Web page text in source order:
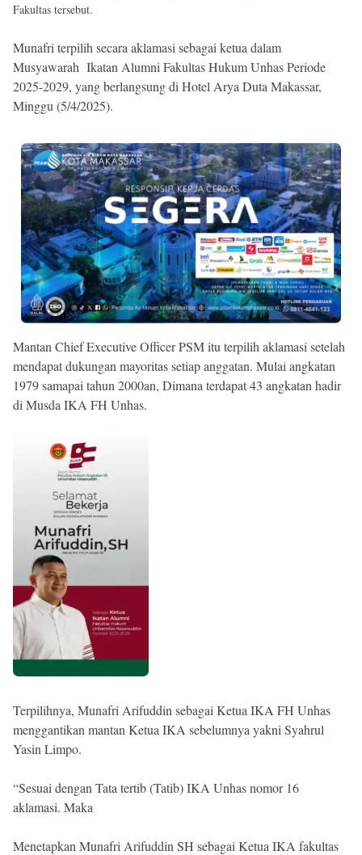
Fakultas tersebut.
Munafri terpilih secara aklamasi sebagai ketua dalam
Musyawarah Ikatan Alumni Fakultas Hukum Unhas Periode
2025-2029, yang berlangsung di Hotel Arya Duta Makassar,
Minggu (5/4/2025).
Mantan Chief Executive Officer PSM itu terpilih aklamasi setelah
mendapat dukungan mayoritas setiap anggatan. Mulai angkatan
1979 samapai tahun 2000an, Dimana terdapat 43 angkatan hadir
di Musda IKA FH Unhas.
Terpilihnya, Munafri Arifuddin sebagai Ketua IKA FH Unhas
menggantikan mantan Ketua IKA sebelumnya yakni Syahrul
Yasin Limpo.
“Sesuai dengan Tata tertib (Tatib) IKA Unhas nomor 16
aklamasi. Maka
Menetapkan Munafri Arifuddin SH sebagai Ketua IKA fakultas